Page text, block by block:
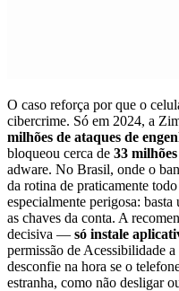
O caso reforça por que o
cibercrime. Só em 2024, a
milhões de ataques de
bloqueou cerca de 33
adware. No Brasil, onde o
da rotina de praticamente
especialmente perigosa:
as chaves da conta. A
decisiva — só instale
permissão de Acessibilidade
desconfie na hora se o
estranha, como não desligar